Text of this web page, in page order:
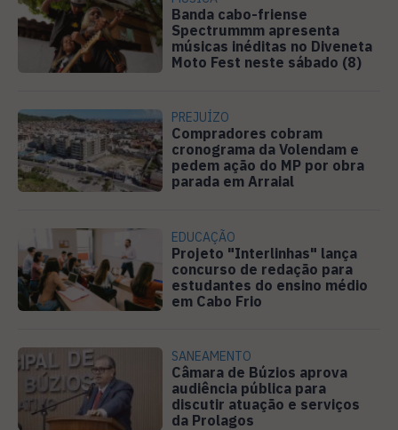
Banda cabo-friense
Spectrummm apresenta
músicas inéditas no Diveneta
Moto Fest neste sábado (8)
PREJUÍZO
Compradores cobram
cronograma da Volendam e
pedem ação do MP por obra
parada em Arraial
EDUCAÇÃO
Projeto "Interlinhas" lança
concurso de redação para
estudantes do ensino médio
em Cabo Frio
SANEAMENTO
Câmara de Búzios aprova
audiência pública para
discutir atuação e serviços
da Prolagos